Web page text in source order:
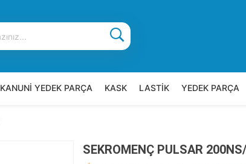
KANUNİ YEDEK PARÇA KASK LASTİK YEDEK PARÇA
SEKROMENÇ PULSAR